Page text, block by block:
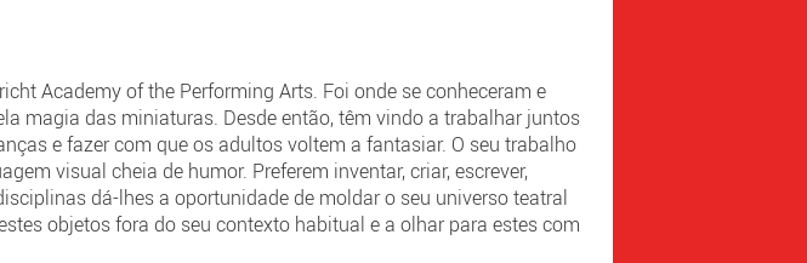
Academy of the Performing Arts. Foi onde se conheceram e
magia das miniaturas. Desde então, têm vindo a trabalhar juntos
e fazer com que os adultos voltem a fantasiar. O seu trabalho
visual cheia de humor. Preferem inventar, criar, escrever,
dá-lhes a oportunidade de moldar o seu universo teatral
objetos fora do seu contexto habitual e a olhar para estes com